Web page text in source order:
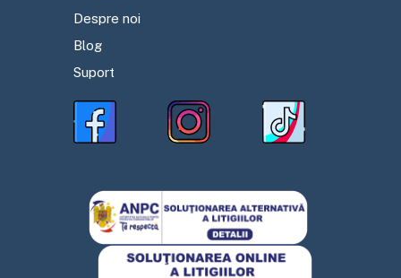
Despre noi
Blog
Suport